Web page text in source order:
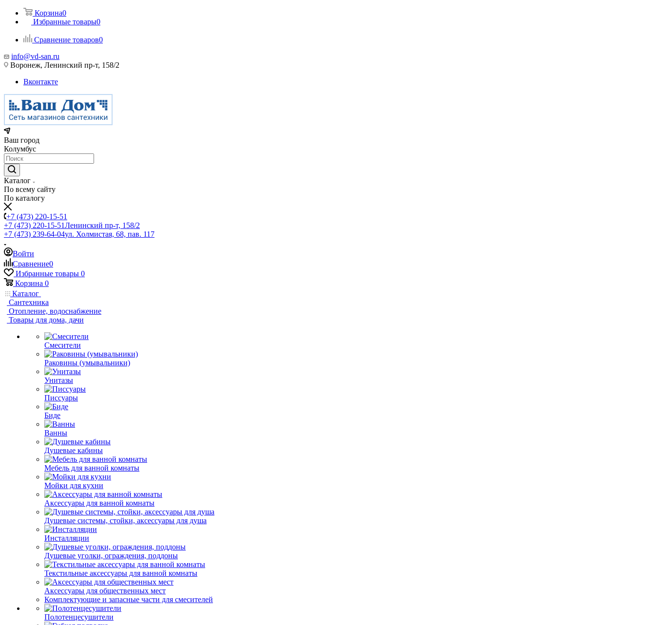
Корзина0
Избранные товары0
Сравнение товаров0
info@vd-san.ru
Воронеж, Ленинский пр-т, 158/2
Вконтакте
Ваш город
Колумбус
Каталог
По всему сайту
По каталогу
+7 (473) 220-15-51
+7 (473) 220-15-51Ленинский пр-т, 158/2
+7 (473) 239-64-04ул. Холмистая, 68, пав. 117
Войти
Сравнение0
Избранные товары 0
Корзина 0
Каталог
Сантехника
Отопление, водоснабжение
Товары для дома, дачи
Смесители
Раковины (умывальники)
Унитазы
Писсуары
Биде
Ванны
Душевые кабины
Мебель для ванной комнаты
Мойки для кухни
Аксессуары для ванной комнаты
Душевые системы, стойки, аксессуары для душа
Инсталляции
Душевые уголки, ограждения, поддоны
Текстильные аксессуары для ванной комнаты
Аксессуары для общественных мест
Комплектующие и запасные части для смесителей
Полотенцесушители